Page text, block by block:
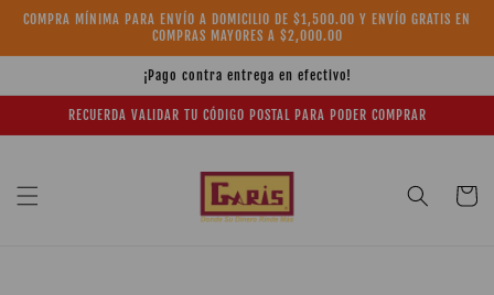
directamente
COMPRA MÍNIMA PARA ENVÍO A DOMICILIO DE $1,500.00 Y ENVÍO GRATIS EN
COMPRAS MAYORES A $2,000.00
¡Pago contra entrega en efectivo!
RECUERDA VALIDAR TU CÓDIGO POSTAL PARA PODER COMPRAR
Carrito